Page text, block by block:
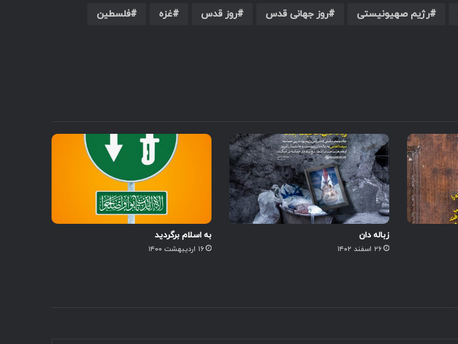
رژیم صهیونیستی روز جهانی قدس روز قدس غزه
فلسطین
زباله دان
۲۶ اسفند ۱۴۰۲
به اسلام برگردید
۱۶ اردیبهشت ۱۴۰۰